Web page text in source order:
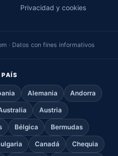
Privacidad y cookies
· Datos con fines informativos
PAÍS
Alemania Andorra
Austria
Bélgica Bermudas
Canadá Chequia